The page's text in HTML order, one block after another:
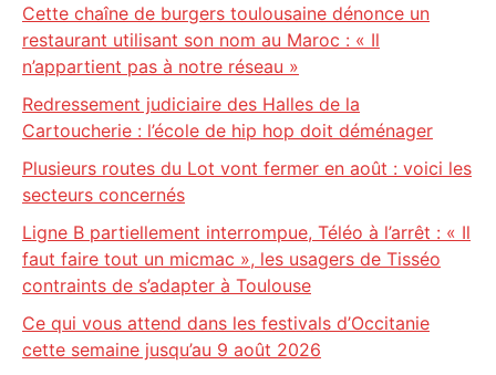
Cette chaîne de burgers toulousaine dénonce un
restaurant utilisant son nom au Maroc : « Il
n’appartient pas à notre réseau »
Redressement judiciaire des Halles de la
Cartoucherie : l’école de hip hop doit déménager
Plusieurs routes du Lot vont fermer en août : voici les
secteurs concernés
Ligne B partiellement interrompue, Téléo à l’arrêt : « Il
faut faire tout un micmac », les usagers de Tisséo
contraints de s’adapter à Toulouse
Ce qui vous attend dans les festivals d’Occitanie
cette semaine jusqu’au 9 août 2026